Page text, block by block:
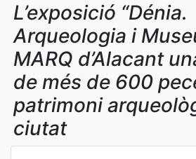
L’exposició “Dénia.
Arqueologia i
MARQ d’Alacant
de més de 600
patrimoni
ciutat